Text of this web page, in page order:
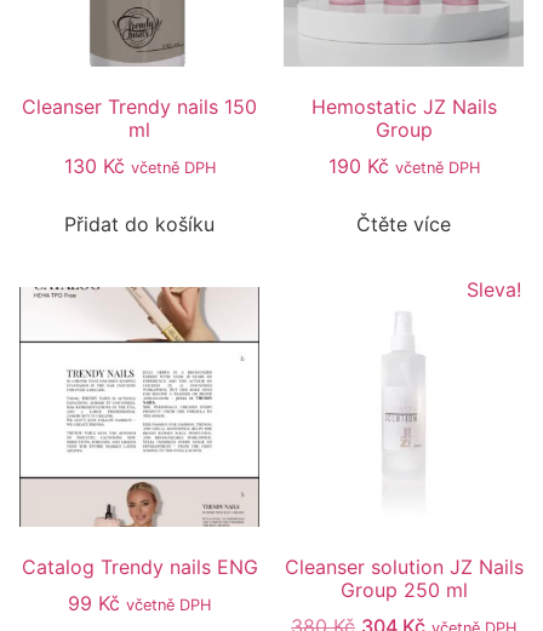
Cleanser Trendy nails 150
ml
130 Kč včetně DPH
Přidat do košíku
Hemostatic JZ Nails
Group
190 Kč včetně DPH
Čtěte více
Catalog Trendy nails ENG
99 Kč včetně DPH
Sleva!
Cleanser solution JZ Nails
Group 250 ml